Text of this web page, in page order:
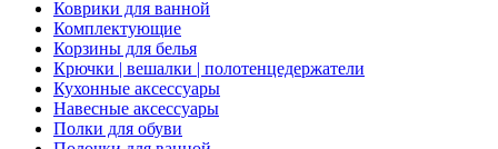
Коврики для ванной
Комплектующие
Корзины для белья
Крючки | вешалки | полотенцедержатели
Кухонные аксессуары
Навесные аксессуары
Полки для обуви